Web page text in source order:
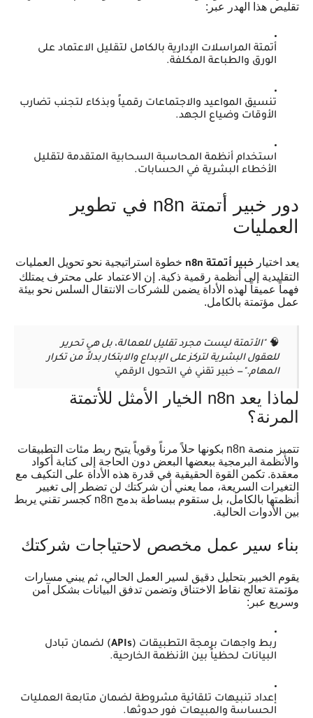
تقليص هذا الهدر عبر:
أتمتة المراسلات الإدارية بالكامل لتقليل الاعتماد على
الورق والطباعة المكلفة.
تنسيق المواعيد والاجتماعات رقمياً وبذكاء لتجنب تضارب
الأوقات وضياع الجهد.
استخدام أنظمة المحاسبة السحابية المتقدمة لتقليل
الأخطاء البشرية في الحسابات.
دور خبير أتمتة n8n في تطوير
العمليات
يعد اختيار خبير أتمتة n8n
خطوة استراتيجية نحو تحويل العمليات
التقليدية إلى أنظمة رقمية ذكية. إن الاعتماد على محترف يمتلك
فهماً عميقاً لهذه الأداة يضمن للشركات الانتقال السلس نحو بيئة
عمل مؤتمتة بالكامل.
🧠"الأتمتة ليست مجرد تقليل للعمالة، بل هي تحرير
للعقول البشرية لتركز على الإبداع والابتكار بدلاً من تكرار
المهام." — خبير تقني في التحول الرقمي
لماذا يعد n8n الخيار الأمثل للأتمتة
المرنة؟
تتميز منصة n8n بكونها حلاً مرناً وقوياً يتيح ربط مئات التطبيقات
والأنظمة البرمجية ببعضها البعض دون الحاجة إلى كتابة أكواد
معقدة. تكمن القوة الحقيقية في قدرة هذه الأداة على التكيف مع
التغيرات السريعة، مما يعني أن شركتك لن تضطر إلى تغيير
أنظمتها بالكامل، بل ستقوم ببساطة بدمج n8n كجسر تقني يربط
بين الأدوات الحالية.
بناء سير عمل مخصص لاحتياجات شركتك
يقوم الخبير بتحليل دقيق لسير العمل الحالي، ثم يبني مسارات
مؤتمتة تعالج نقاط الاختناق وتضمن تدفق البيانات بشكل آمن
وسريع عبر:
ربط واجهات برمجة التطبيقات (APIs) لضمان تبادل
البيانات لحظياً بين الأنظمة الخارحية.
إعداد تنبيهات تلقائية مشروطة لضمان متابعة العمليات
الحساسة والمبيعات فور حدوثها.